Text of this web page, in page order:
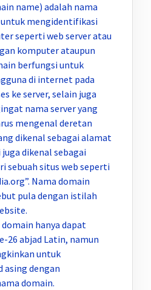
name) adalah nama
mengidentifikasi
seperti web server atau
komputer ataupun
berfungsi untuk
di internet pada
ke server, selain juga
nama server yang
mengenal deretan
dikenal sebagai alamat
dikenal sebagai
sebuah situs web seperti
Nama domain
pula dengan istilah
domain hanya dapat
26 abjad Latin, namun
untuk
asing dengan
domain.